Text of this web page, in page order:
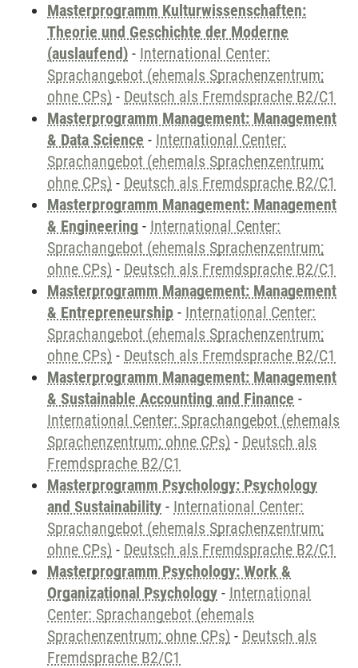
Masterprogramm Kulturwissenschaften:
Theorie und Geschichte der Moderne
(auslaufend) - International Center:
Sprachangebot (ehemals Sprachenzentrum;
ohne CPs) - Deutsch als Fremdsprache B2/C1
Masterprogramm Management: Management
& Data Science - International Center:
Sprachangebot (ehemals Sprachenzentrum;
ohne CPs) - Deutsch als Fremdsprache B2/C1
Masterprogramm Management: Management
& Engineering - International Center:
Sprachangebot (ehemals Sprachenzentrum;
ohne CPs) - Deutsch als Fremdsprache B2/C1
Masterprogramm Management: Management
& Entrepreneurship - International Center:
Sprachangebot (ehemals Sprachenzentrum;
ohne CPs) - Deutsch als Fremdsprache B2/C1
Masterprogramm Management: Management
& Sustainable Accounting and Finance -
International Center: Sprachangebot (ehemals
Sprachenzentrum; ohne CPs) - Deutsch als
Fremdsprache B2/C1
Masterprogramm Psychology: Psychology
and Sustainability - International Center:
Sprachangebot (ehemals Sprachenzentrum;
ohne CPs) - Deutsch als Fremdsprache B2/C1
Masterprogramm Psychology: Work &
Organizational Psychology - International
Center: Sprachangebot (ehemals
Sprachenzentrum; ohne CPs) - Deutsch als
Fremdsprache B2/C1